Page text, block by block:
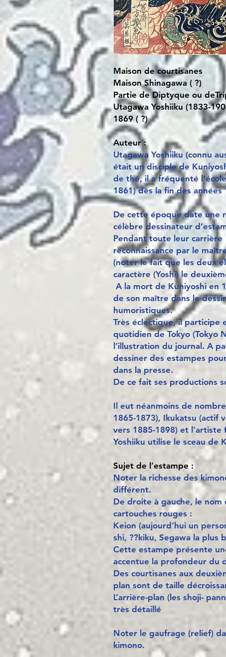
Maison de courtisanes
Maison Shinagawa ( ?)
Partie de Diptyque ou
Utagawa Yoshiiku (1833-
1869 ( ?)
Auteur :
Utagawa Yoshiiku (connu
était un disciple de
de thé, il a fréquenté
1861) dès la fin des années
De cette époque date une
célèbre dessinateur
Pendant toute leur
reconnaissance par le
(noter le fait que les deux
caractère (Yoshi) le
A la mort de Kuniyoshi en
de son maître dans le
humoristiques.
Très éclectique, il participe
quotidien de Tokyo (Tokyo
l’illustration du journal. A
dessiner des estampes
dans la presse.
De ce fait ses productions
Il eut néanmoins de
1865-1873), Ikukatsu (actif
vers 1885-1898) et l'artiste
Yoshiiku utilise le sceau de
Sujet de l’estampe :
Noter la richesse des
différent.
De droite à gauche, le nom
cartouches rouges :
Keion (aujourd’hui un
shi, ??kiku, Segawa la plus
Cette estampe présente
accentue la profondeur du
Des courtisanes aux
plan sont de taille
L’arrière-plan (les shoji-
très détaillé
Noter le gaufrage (relief)
kimono.